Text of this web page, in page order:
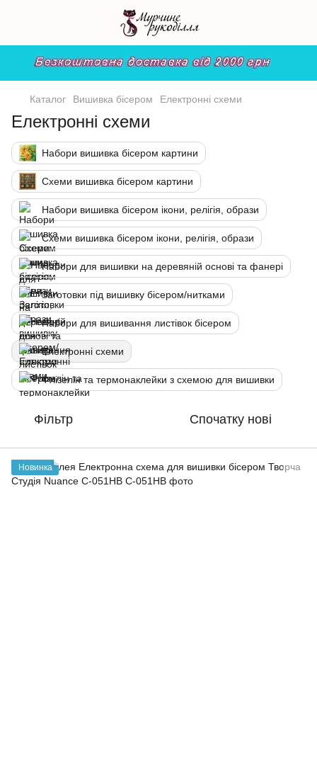
Каталог Вишивка бісером Електронні схеми
Електронні схеми
Набори вишивка бісером картини
Схеми вишивка бісером картини
Набори вишивка бісером ікони, релігія, образи
Схеми вишивка бісером ікони, релігія, образи
Набори для вишивки на деревяній основі та фанері
Заготовки під вишивку бісером/нитками
Набори для вишивання листівок бісером
Електронні схеми
Флізелін та термонаклейки з схемою для вишивки
Фільтр Спочатку нові
Новинка